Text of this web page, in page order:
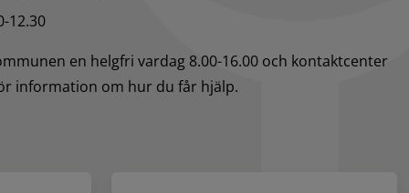
12.30
en helgfri vardag 8.00-16.00 och kontaktcenter
information om hur du får hjälp.